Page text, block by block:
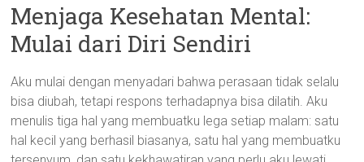
Menjaga Kesehatan Mental:
Mulai dari Diri Sendiri
Aku mulai dengan menyadari bahwa perasaan tidak selalu
bisa diubah, tetapi respons terhadapnya bisa dilatih. Aku
menulis tiga hal yang membuatku lega setiap malam: satu
hal kecil yang berhasil biasanya, satu hal yang membuatku